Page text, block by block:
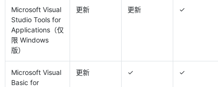
Microsoft Visual
Studio Tools for
Applications（仅
限 Windows
版）
更新 更新 ✓
Microsoft Visual
Basic for
更新 ✓ ✓